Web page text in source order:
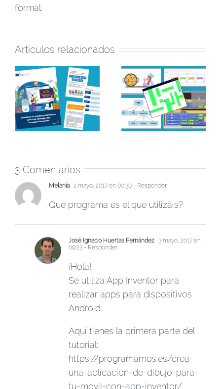
formal.
Artículos relacionados
REA para trabajar la
variabilidad en el aula:
una nueva dimensión
del pensamiento
computacional
¡Hamelin 77 llega a
Aula Corto! Ideas y
recursos para
acompañar el
visionado de la
película y trabajar la IA
3 Comentarios
Melania 2 mayo, 2017 en 00:30 - Responder
Que programa es el que utilizáis?
José Ignacio Huertas Fernández 3 mayo, 2017 en
09:23 - Responder
¡Hola!
Se utiliza App Inventor para
realizar apps para dispositivos
Android.
Aquí tienes la primera parte del
tutorial:
https://programamos.es/crea-
una-aplicacion-de-dibujo-para-
tu-movil-con-app-inventor/